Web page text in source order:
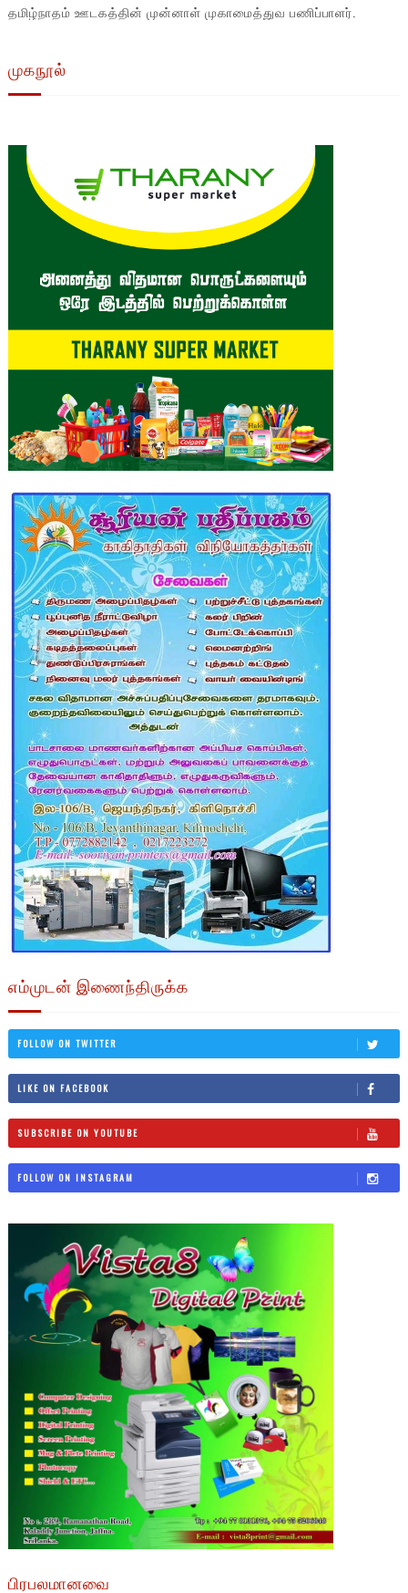
தமிழ்நாதம் ஊடகத்தின் முன்னாள் முகாமைத்துவ பணிப்பாளர்.
முகநூல்
எம்முடன் இணைந்திருக்க
FOLLOW ON TWITTER
LIKE ON FACEBOOK
SUBSCRIBE ON YOUTUBE
FOLLOW ON INSTAGRAM
பிரபலமானவை